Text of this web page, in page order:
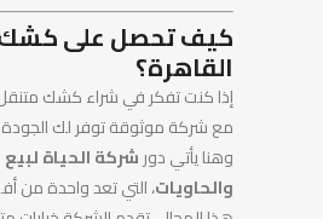
كيف تحصل على
القاهرة؟
إذا كنت تفكر في شراء كشك
مع شركة موثوقة توفر لك
وهنا يأتي دورشركة الحياة لبيع
والحاويات، التي تعد واحدة من